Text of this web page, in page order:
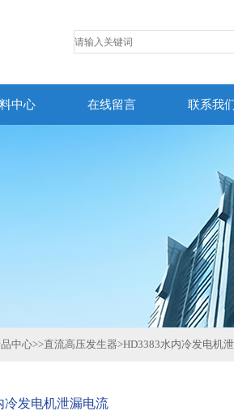
中心 在线留言 联系我
中心>>直流高压发生器>HD3383水内冷发电机
冷发电机泄漏电流